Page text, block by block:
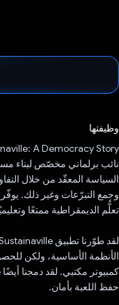
وظيفتها
نائب برلماني مخصّص لبناء
السياسة المعقّد من خلال
تعلُّم الديمقراطية ممتعًا
الأنظمة الأساسية، ولكن
حفظ اللعبة بأمان.